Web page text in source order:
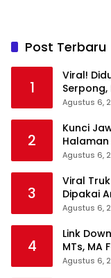
Post Terbaru
1
Viral!
Warga
Agustus 6,
2
Kunci
Halaman
Teks
Agustus 6,
3
Viral
Dipakai
Tangan
Agustus 6,
4
Link
MTs, MA
Pelajaran
Agustus 6,